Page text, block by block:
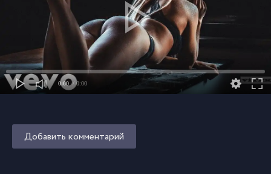
0:00 / 0:00
Добавить комментарий